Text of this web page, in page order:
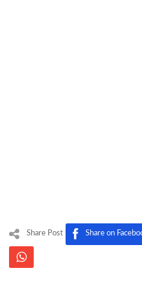
Share Post Share on